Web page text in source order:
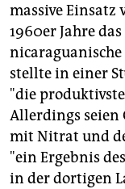
massive Einsatz
1960er Jahre
stellte in einer
"die
Allerdings seien
mit Nitrat und
"ein Ergebnis
in der dortigen